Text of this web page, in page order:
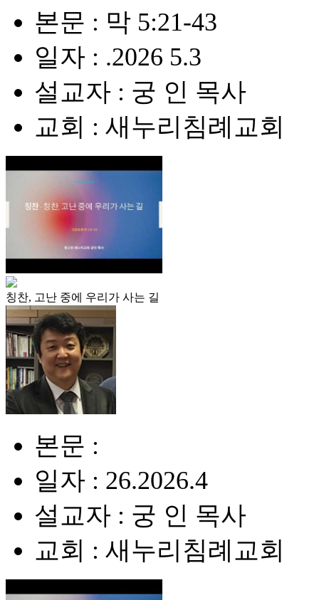
본문 : 막 5:21-43
일자 : .2026 5.3
설교자 : 궁 인 목사
교회 : 새누리침례교회
칭찬, 고난 중에 우리가 사는 길
본문 :
일자 : 26.2026.4
설교자 : 궁 인 목사
교회 : 새누리침례교회